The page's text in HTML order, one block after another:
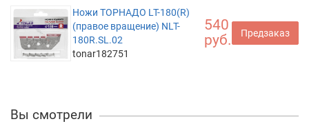
Ножи ТОРНАДО LT-180(R)
(правое вращение) NLT-
180R.SL.02
tonar182751
540
руб.
Предзаказ
Вы смотрели